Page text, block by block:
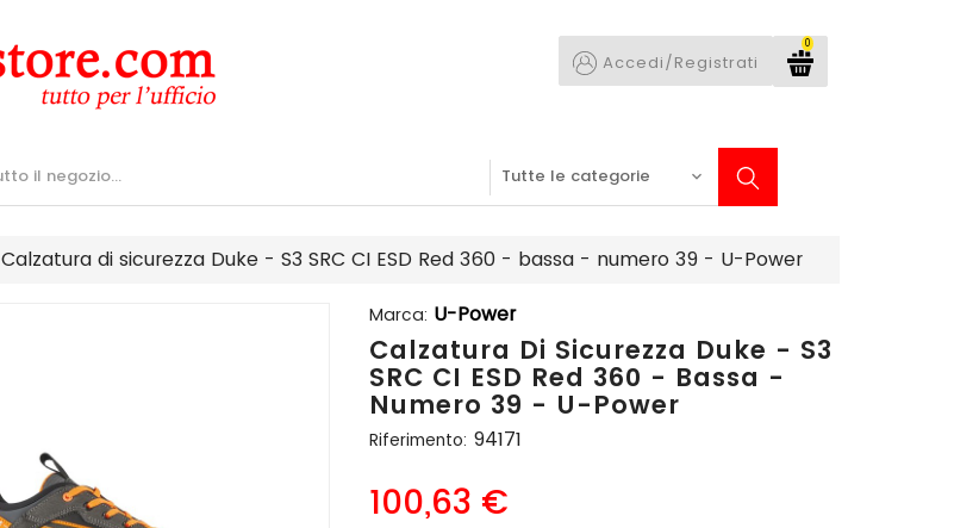
0
Accedi/Registrati
Calzatura di sicurezza Duke - S3 SRC CI ESD Red 360 - bassa - numero 39 - U-Power
Marca: U-Power
Calzatura Di Sicurezza Duke - S3
SRC CI ESD Red 360 - Bassa -
Numero 39 - U-Power
Riferimento: 94171
100,63 €